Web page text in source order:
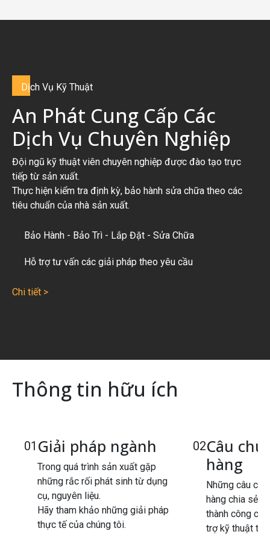
Dịch Vụ Kỹ Thuật
An Phát Cung Cấp Các
Dịch Vụ Chuyên Nghiệp
Đội ngũ kỹ thuật viên chuyên nghiệp được đào tạo trực
tiếp từ sản xuất.
Thực hiện kiểm tra định kỳ, bảo hành sửa chữa theo các
tiêu chuẩn của nhà sản xuất.
Bảo Hành - Bảo Trì - Lắp Đặt - Sửa Chữa
Hỗ trợ tư vấn các giải pháp theo yêu cầu
Chi tiết >
Thông tin hữu ích
01 Giải pháp ngành
Trong quá trình sản xuất gặp
những rắc rối phát sinh từ dụng
cụ, nguyên liệu.
Hãy tham khảo những giải pháp
thực tế của chúng tôi.
02Câu
hàng
Những câu
hàng chia sẻ
thành công
trợ kỹ thuật từ